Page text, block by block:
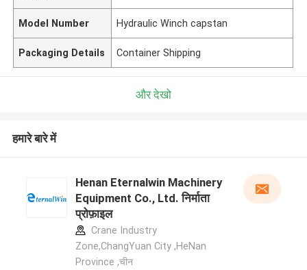
Model Number Hydraulic Winch capstan
Packaging Details Container Shipping
और देखो
हमारे बारे में
Henan Eternalwin Machinery
Equipment Co., Ltd. निर्माता
प्रोफ़ाइल
Crane Industry
Zone,ChangYuan City ,HeNan
Province ,चीन